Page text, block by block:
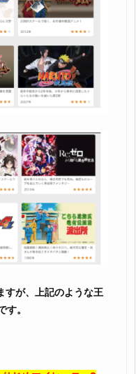
すが、上記のような王
。